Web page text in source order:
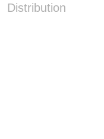
Distribution